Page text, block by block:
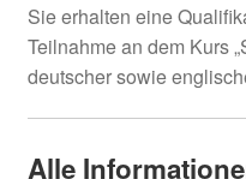
Sie erhalten eine
Teilnahme an dem Kurs
deutscher sowie
Alle